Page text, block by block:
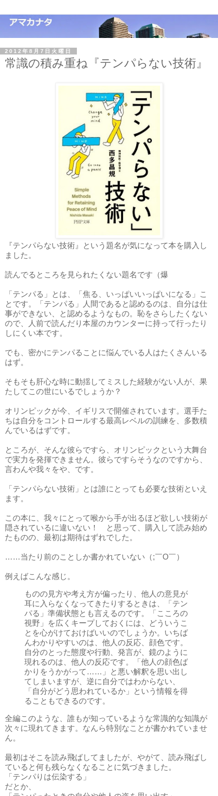
2012年8月7日火曜日
常識の積み重ね『テンパらない技術』
『テンパらない技術』という題名が気になって本を購入し
ました。
読んでるところを見られたくない題名です（爆
「テンパる」とは、「焦る、いっぱいいっぱいになる」こ
とです。「テンパる」人間であると認めるのは、自分は仕
事ができない、と認めるようなもの。恥をさらしたくない
ので、人前で読んだり本屋のカウンターに持って行ったり
しにくい本です。
でも、密かにテンパることに悩んでいる人はたくさんいる
はず。
そもそも肝心な時に動揺してミスした経験がない人が、果
たしてこの世にいるでしょうか？
オリンピックが今、イギリスで開催されています。選手た
ちは自分をコントロールする最高レベルの訓練を、多数積
んでいるはずです。
ところが、そんな彼らですら、オリンピックという大舞台
で実力を発揮できません。彼らですらそうなのですから、
言わんや我々をや、です。
「テンパらない技術」とは誰にとっても必要な技術といえ
ます。
この本に、我々にとって喉から手が出るほど欲しい技術が
隠されているに違いない！ と思って、購入して読み始め
たものの、最初は期待はずれでした。
……当たり前のことしか書かれていない（;￣O￣）
例えばこんな感じ。
ものの見方や考え方が偏ったり、他人の意見が
耳に入らなくなってきたりするときは、「テン
パる」準備状態とも言えるのです。「こころの
視野」を広くキープしておくには、どういうこ
とを心がけておけばいいのでしょうか。いちば
んわかりやすいのは、他人の反応、顔色です。
自分のとった態度や行動、発言が、鏡のように
現れるのは、他人の反応です。「他人の顔色ば
かりをうかがって……」と悪い解釈を思い出し
てしまいますが、逆に自分ではわからない、
「自分がどう思われているか」という情報を得
ることもできるのです。
全編このような、誰もが知っているような常識的な知識が
次々に現れてきます。なんら特別なことが書かれていませ
ん。
最初はそこを読み飛ばしてましたが、やがて、読み飛ばし
ていると何も残らなくなることに気づきました。
「テンパりは伝染する」
だとか、